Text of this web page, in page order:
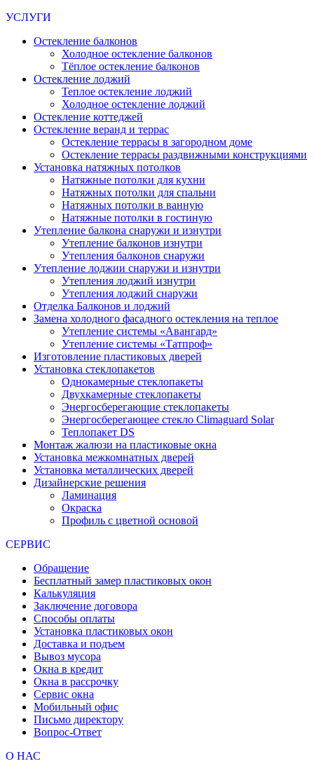
УСЛУГИ
Остекление балконов
Холодное остекление балконов
Тёплое остекление балконов
Остекление лоджий
Теплое остекление лоджий
Холодное остекление лоджий
Остекление коттеджей
Остекление веранд и террас
Остекление террасы в загородном доме
Остекление террасы раздвижными конструкциями
Установка натяжных потолков
Натяжные потолки для кухни
Натяжных потолки для спальни
Натяжных потолки в ванную
Натяжные потолки в гостиную
Утепление балкона снаружи и изнутри
Утепление балконов изнутри
Утепления балконов снаружи
Утепление лоджии снаружи и изнутри
Утепления лоджий изнутри
Утепления лоджий снаружи
Отделка Балконов и лоджий
Замена холодного фасадного остекления на теплое
Утепление системы «Авангард»
Утепление системы «Татпроф»
Изготовление пластиковых дверей
Установка стеклопакетов
Однокамерные стеклопакеты
Двухкамерные стеклопакеты
Энергосберегающие стеклопакеты
Энергосберегающее стекло Climaguard Solar
Теплопакет DS
Монтаж жалюзи на пластиковые окна
Установка межкомнатных дверей
Установка металлических дверей
Дизайнерские решения
Ламинация
Окраска
Профиль с цветной основой
СЕРВИС
Обращение
Бесплатный замер пластиковых окон
Калькуляция
Заключение договора
Способы оплаты
Установка пластиковых окон
Доставка и подъем
Вывоз мусора
Окна в кредит
Окна в рассрочку
Сервис окна
Мобильный офис
Письмо директору
Вопрос-Ответ
О НАС